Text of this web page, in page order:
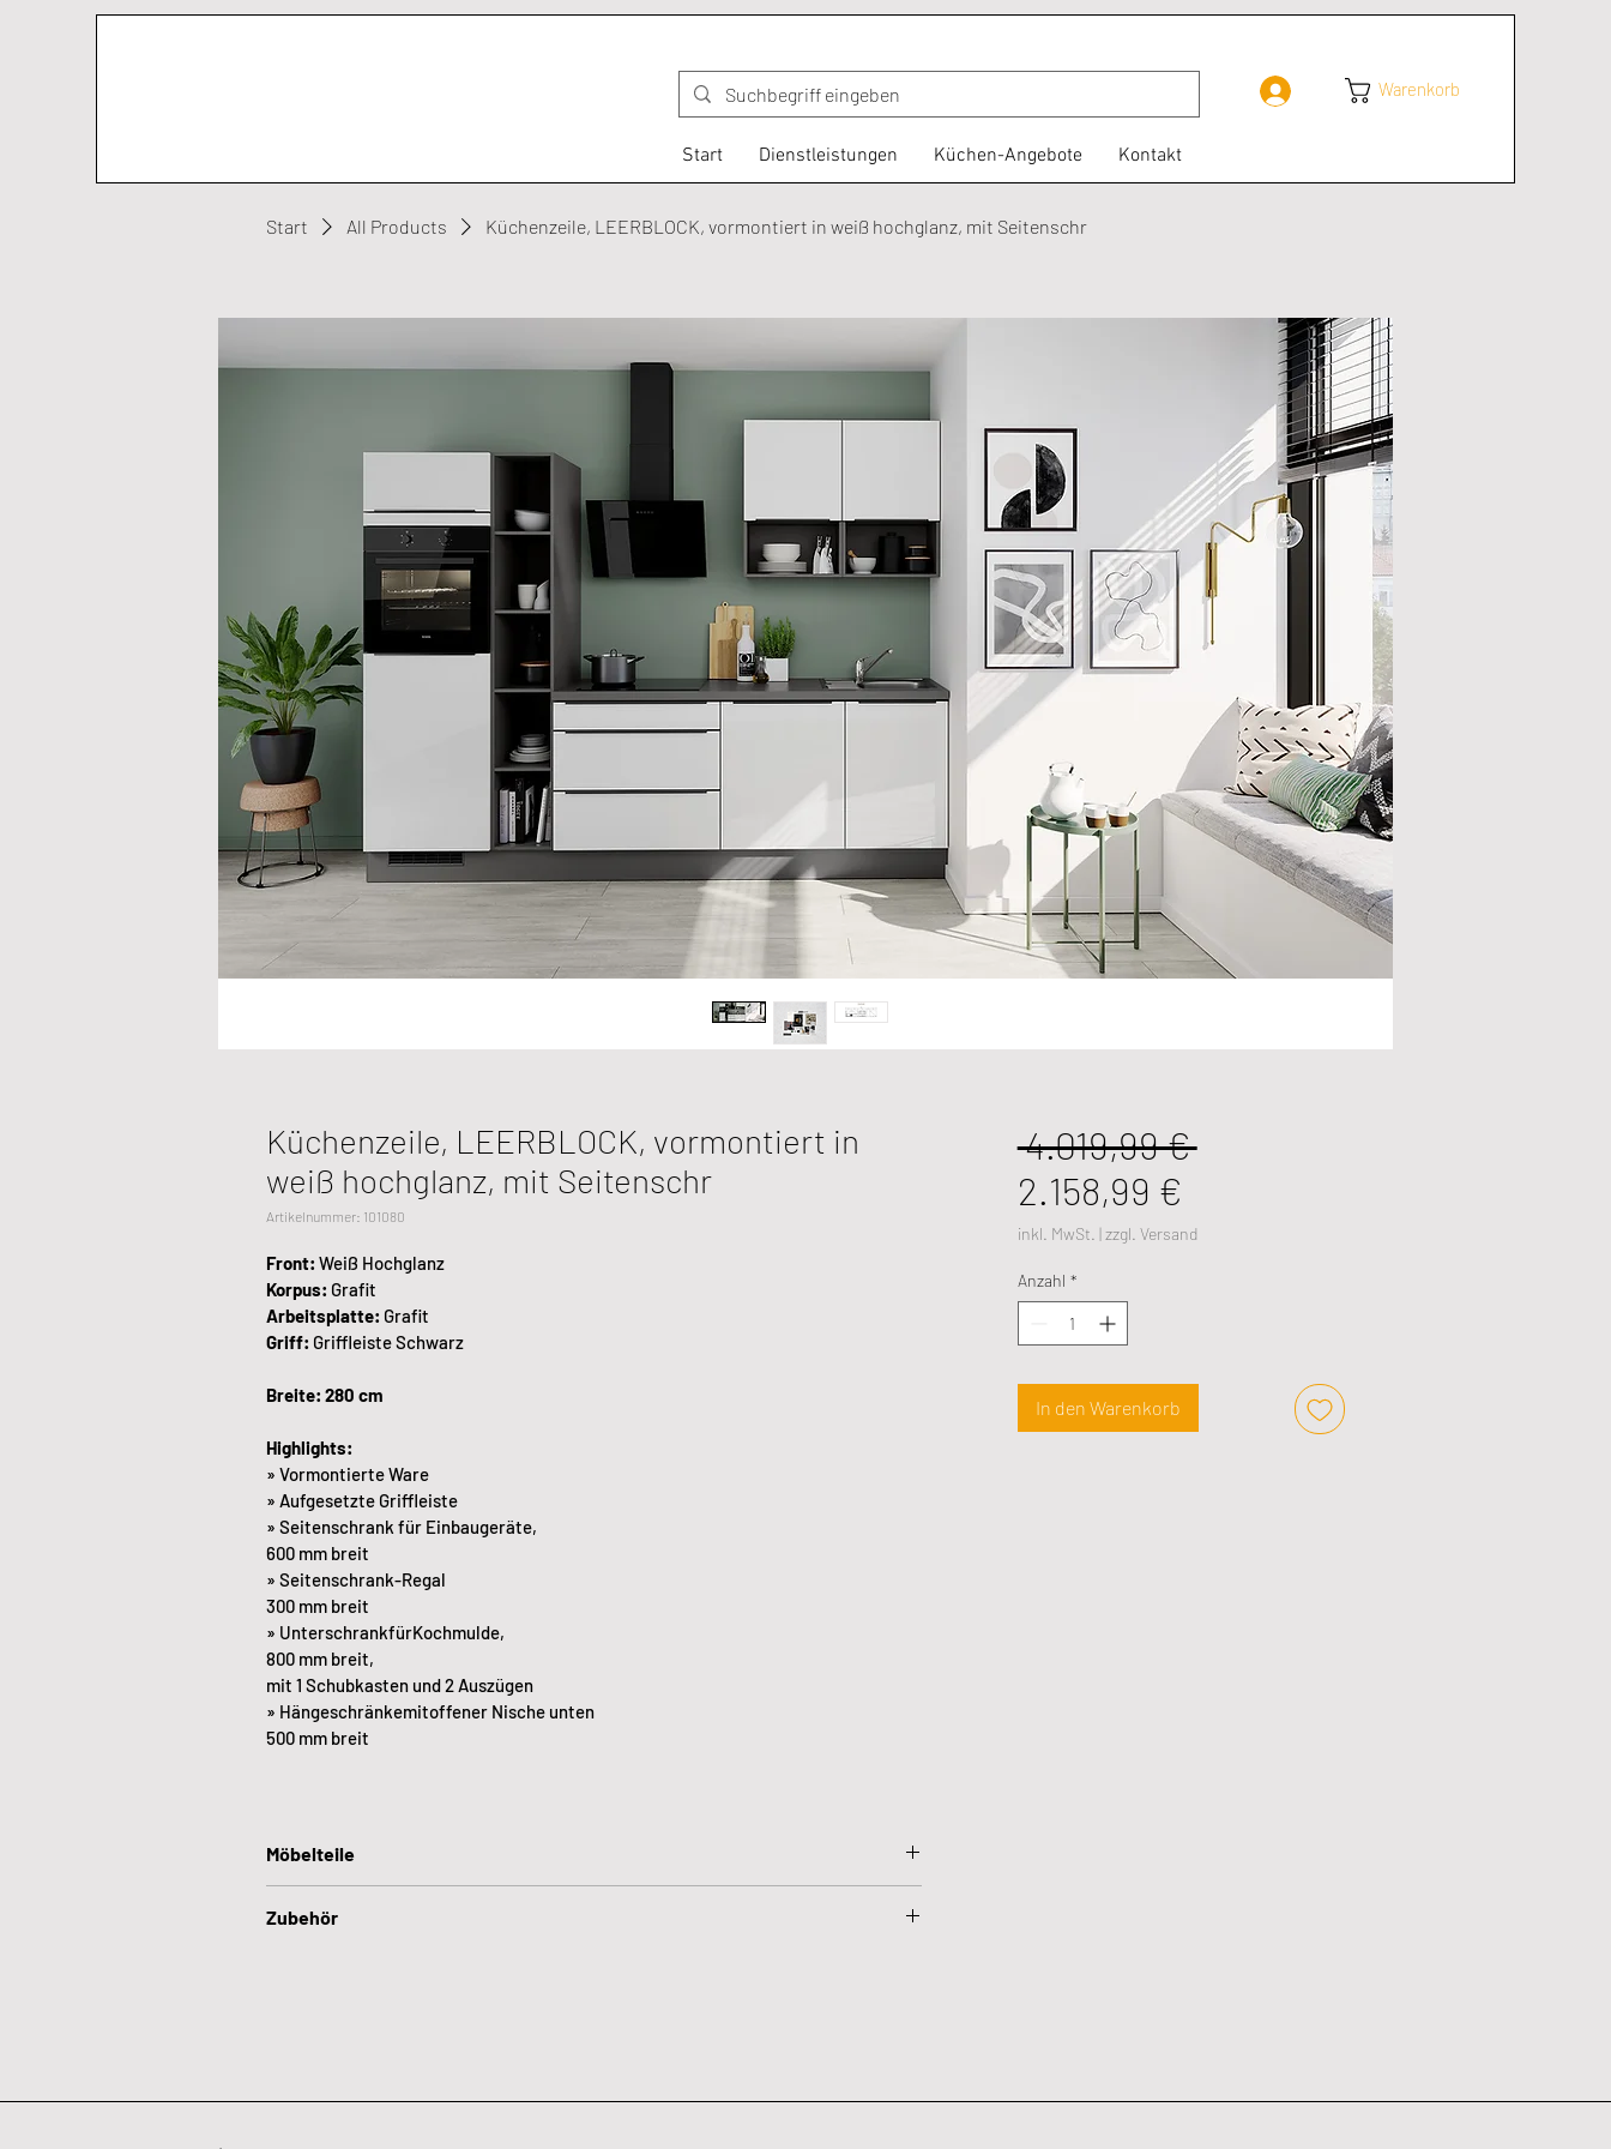
AnmeldenWarenkorb
Start Dienstleistungen Küchen-Angebote Kontakt
Start All Products Küchenzeile, LEERBLOCK, vormontiert in weiß hochglanz, mit Seitenschr
Küchenzeile, LEERBLOCK, vormontiert in
weiß hochglanz, mit Seitenschr
Artikelnummer: 101080
Front: Weiß Hochglanz
Korpus: Grafit
Arbeitsplatte: Grafit
Griff: Griffleiste Schwarz
Breite: 280 cm
Highlights:
» Vormontierte Ware
» Aufgesetzte Griffleiste
» Seitenschrank für Einbaugeräte,
600 mm breit
» Seitenschrank-Regal
300 mm breit
» UnterschrankfürKochmulde,
800 mm breit,
mit 1 Schubkasten und 2 Auszügen
» Hängeschränkemitoffener Nische unten
500 mm breit
Möbelteile
Unterschrank für Kochmulde
Hängeschrank
Zubehör
4.019,99 € Standardpreis
2.158,99 €
Preis
inkl. MwSt. |zzgl. Versand
Anzahl *
In den Warenkorb